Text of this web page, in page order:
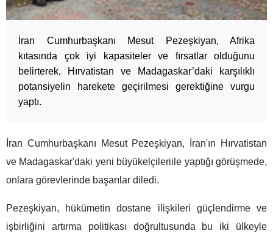
İran Cumhurbaşkanı Mesut Pezeşkiyan, Afrika
kıtasında çok iyi kapasiteler ve fırsatlar olduğunu
belirterek, Hırvatistan ve Madagaskar’daki karşılıklı
potansiyelin harekete geçirilmesi gerektiğine vurgu
yaptı.
İran Cumhurbaşkanı Mesut Pezeşkiyan, İran'ın Hırvatistan
ve Madagaskar'daki yeni büyükelçileriile yaptığı görüşmede,
onlara görevlerinde başarılar diledi.
Pezeşkiyan, hükümetin dostane ilişkileri güçlendirme ve
işbirliğini artırma politikası doğrultusunda bu iki ülkeyle